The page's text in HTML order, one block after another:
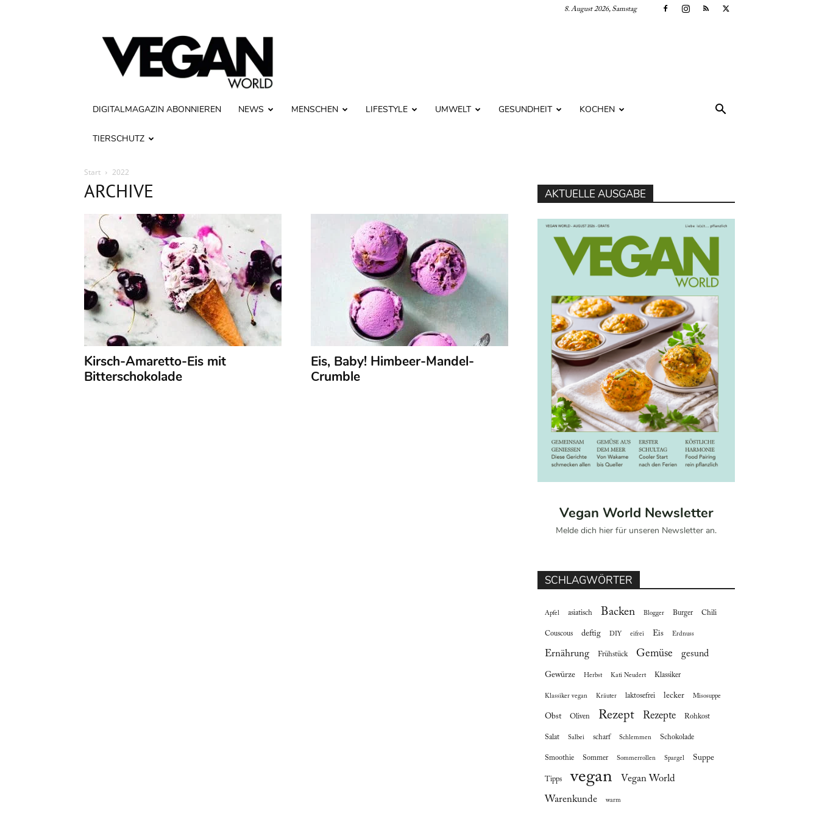
8. August 2026, Samstag
Vegan
World
DIGITALMAGAZIN ABONNIEREN NEWS MENSCHEN LIFESTYLE UMWELT GESUNDHEIT KOCHEN
TIERSCHUTZ
Start 2022
ARCHIVE
Kirsch-Amaretto-Eis mit
Bitterschokolade
Eis, Baby! Himbeer-Mandel-
Crumble
AKTUELLE AUSGABE
Vegan World Newsletter
Melde dich hier für unseren Newsletter an.
SCHLAGWÖRTER
Apfel asiatisch Backen Blogger Burger Chili
Couscous deftig DIY eifrei Eis Erdnuss
Ernährung Frühstück Gemüse gesund
Gewürze Herbst Kati Neudert Klassiker
Klassiker vegan Kräuter laktosefrei lecker Misosuppe
Obst Oliven Rezept Rezepte Rohkost
Salat Salbei scharf Schlemmen Schokolade
Smoothie Sommer Sommerrollen Spargel Suppe
Tipps vegan Vegan World
Warenkunde warm